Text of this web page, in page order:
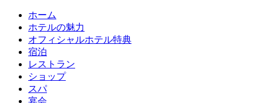
ホーム
ホテルの魅力
オフィシャルホテル特典
宿泊
レストラン
ショップ
スパ
宴会